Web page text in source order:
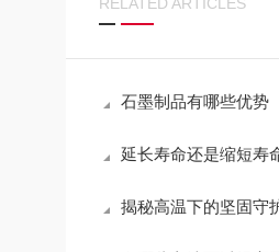
石墨制品有哪些优势
延长寿命还是缩短寿命？真空炉石墨模具维
揭秘高温下的坚固守护者：耐高温石墨坩埚特